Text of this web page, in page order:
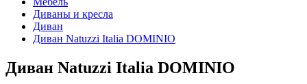
Диваны и кресла
Диван
Диван Natuzzi Italia DOMINIO
Диван Natuzzi Italia DOMINIO